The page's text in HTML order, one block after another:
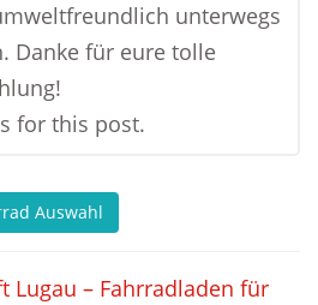
unterwegs
Danke für eure tolle
for this post.
Auswahl
Lugau – Fahrradladen für